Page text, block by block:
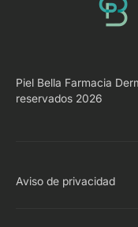
Piel Bella Farmacia
reservados 2026
Aviso de privacidad